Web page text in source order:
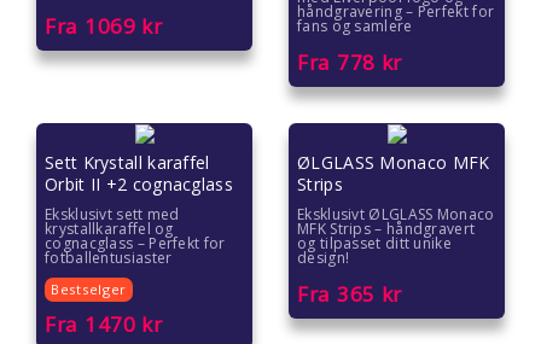
Gave under 300 kr
Hvordan pakke inn gave
Fra 1069 kr
håndgravering – Perfekt for
fans og samlere
Fra 778 kr
Sett Krystall karaffel
Orbit II +2 cognacglass
Eksklusivt sett med
krystallkaraffel og
cognacglass – Perfekt for
fotballentusiaster
Bestselger
Fra 1470 kr
ØLGLASS Monaco MFK
Strips
Eksklusivt ØLGLASS Monaco
MFK Strips – håndgravert
og tilpasset ditt unike
design!
Fra 365 kr